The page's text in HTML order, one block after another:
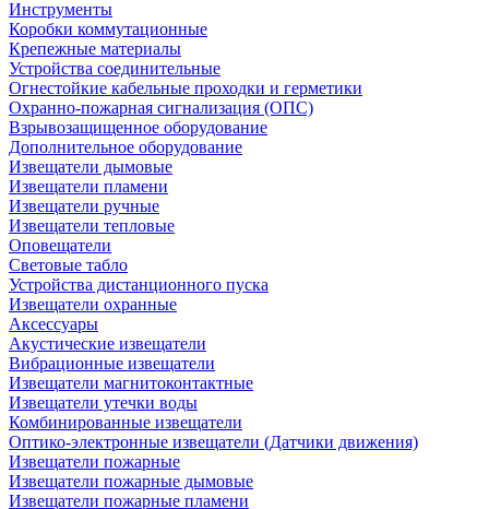
Инструменты
Коробки коммутационные
Крепежные материалы
Устройства соединительные
Огнестойкие кабельные проходки и герметики
Охранно-пожарная сигнализация (ОПС)
Взрывозащищенное оборудование
Дополнительное оборудование
Извещатели дымовые
Извещатели пламени
Извещатели ручные
Извещатели тепловые
Оповещатели
Световые табло
Устройства дистанционного пуска
Извещатели охранные
Аксессуары
Акустические извещатели
Вибрационные извещатели
Извещатели магнитоконтактные
Извещатели утечки воды
Комбинированные извещатели
Оптико-электронные извещатели (Датчики движения)
Извещатели пожарные
Извещатели пожарные дымовые
Извещатели пожарные пламени